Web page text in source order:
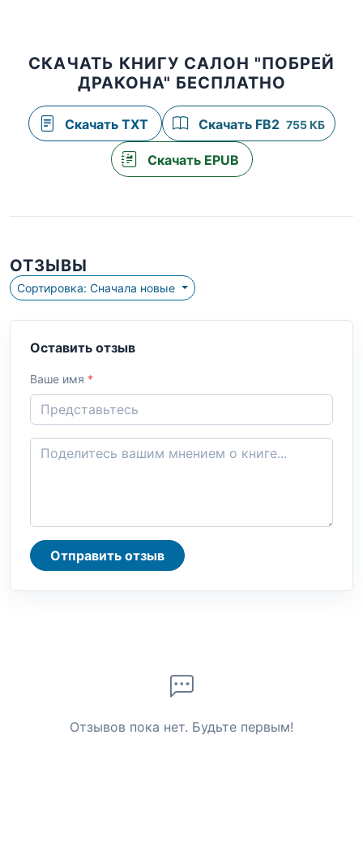
СКАЧАТЬ КНИГУ САЛОН "ПОБРЕЙ
ДРАКОНА" БЕСПЛАТНО
Скачать TXT Скачать FB2 755 КБ
Скачать EPUB
ОТЗЫВЫ
Сортировка: Сначала новые
Оставить отзыв
Ваше имя *
Отправить отзыв
Отзывов пока нет. Будьте первым!